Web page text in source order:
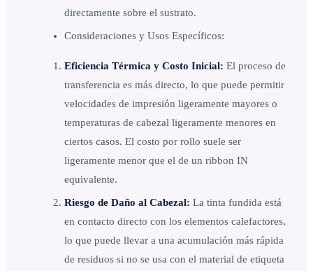
directamente sobre el sustrato.
Consideraciones y Usos Específicos:
Eficiencia Térmica y Costo Inicial: El proceso de
transferencia es más directo, lo que puede permitir
velocidades de impresión ligeramente mayores o
temperaturas de cabezal ligeramente menores en
ciertos casos. El costo por rollo suele ser
ligeramente menor que el de un ribbon IN
equivalente.
Riesgo de Daño al Cabezal: La tinta fundida está
en contacto directo con los elementos calefactores,
lo que puede llevar a una acumulación más rápida
de residuos si no se usa con el material de etiqueta